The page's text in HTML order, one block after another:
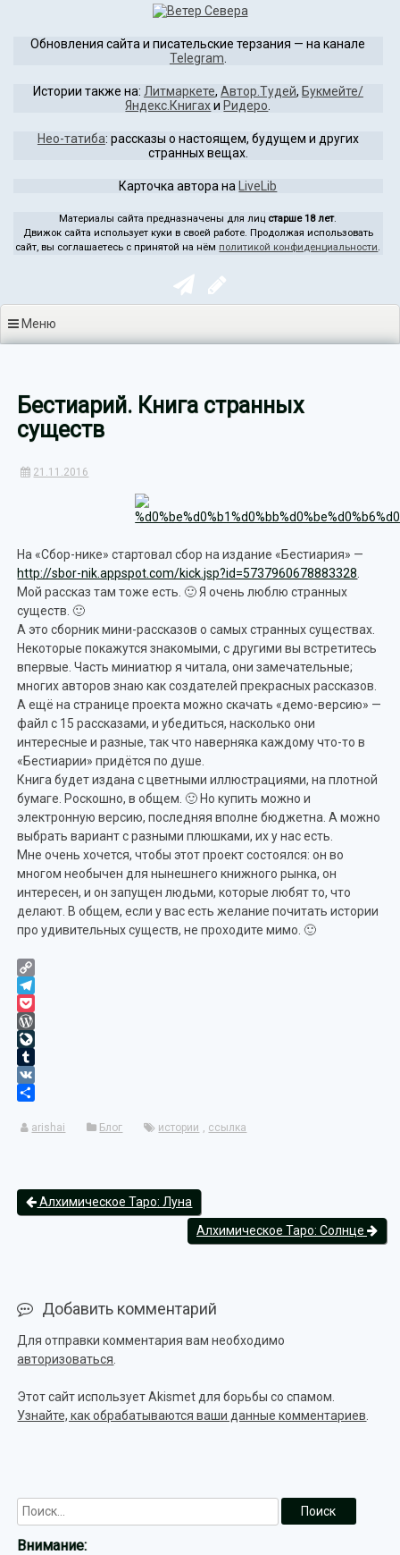
содержимому
Обновления сайта и писательские терзания — на канале
Telegram
Истории также на: Литмаркете, Автор.Тудей, Букмейте/
Яндекс.Книгахи Ридеро
Нео-татиба: рассказы о настоящем, будущем и других
странных вещах.
Карточка автора на LiveLib
Материалы сайта предназначены для лиц старше 18 лет.
Движок сайта использует куки в своей работе. Продолжая использовать
сайт, вы соглашаетесь с принятой на нём политикой конфиденциальности.
Меню
Бестиарий. Книга странных
существ
21.11.2016
На «Сбор-нике» стартовал сбор на издание «Бестиария» —
http://sbor-nik.appspot.com/kick.jsp?id=5737960678883328
Мой рассказ там тоже есть. 🙂 Я очень люблю странных
существ. 🙂
А это сборник мини-рассказов о самых странных существах.
Некоторые покажутся знакомыми, с другими вы встретитесь
впервые. Часть миниатюр я читала, они замечательные;
многих авторов знаю как создателей прекрасных рассказов.
А ещё на странице проекта можно скачать «демо-версию» —
файл с 15 рассказами, и убедиться, насколько они
интересные и разные, так что наверняка каждому что-то в
«Бестиарии» придётся по душе.
Книга будет издана с цветными иллюстрациями, на плотной
бумаге. Роскошно, в общем. 🙂 Но купить можно и
электронную версию, последняя вполне бюджетна. А можно
выбрать вариант с разными плюшками, их у нас есть.
Мне очень хочется, чтобы этот проект состоялся: он во
многом необычен для нынешнего книжного рынка, он
интересен, и он запущен людьми, которые любят то, что
делают. В общем, если у вас есть желание почитать истории
про удивительных существ, не проходите мимо. 🙂
Copy
Link
Telegram
Pocket
WordPress
LiveJournal
Tumblr
VK
arishai Блог истории , ссылка
Алхимическое Таро: Луна
Алхимическое Таро: Солнце
Добавить комментарий
Для отправки комментария вам необходимо
авторизоваться
Этот сайт использует Akismet для борьбы со спамом.
Узнайте, как обрабатываются ваши данные комментариев
Внимание: